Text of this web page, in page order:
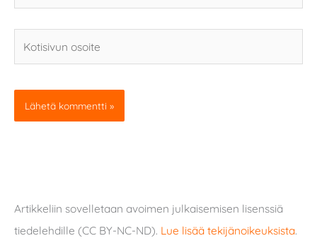
osoite
Artikkeliin sovelletaan avoimen julkaisemisen lisenssiä
tiedelehdille (CC BY-NC-ND). Lue lisää tekijänoikeuksista.